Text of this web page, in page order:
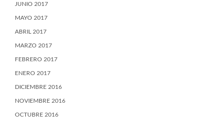
JUNIO 2017
MAYO 2017
ABRIL 2017
MARZO 2017
FEBRERO 2017
ENERO 2017
DICIEMBRE 2016
NOVIEMBRE 2016
OCTUBRE 2016